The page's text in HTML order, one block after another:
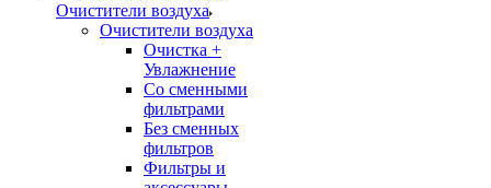
Очистители воздуха
Очистители воздуха
Очистка +
Увлажнение
Cо сменными
фильтрами
Без сменных
фильтров
Фильтры и